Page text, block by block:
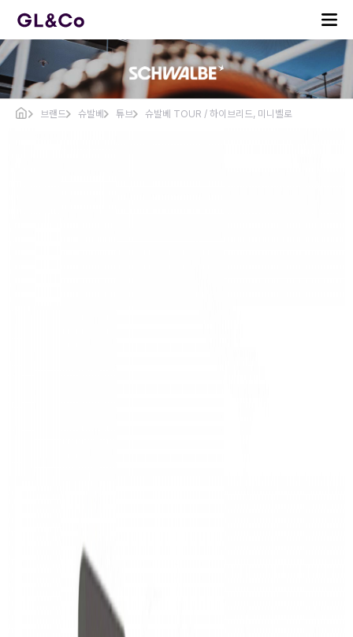
브랜드 슈발베 튜브 슈발베 TOUR / 하이브리드, 미니벨로